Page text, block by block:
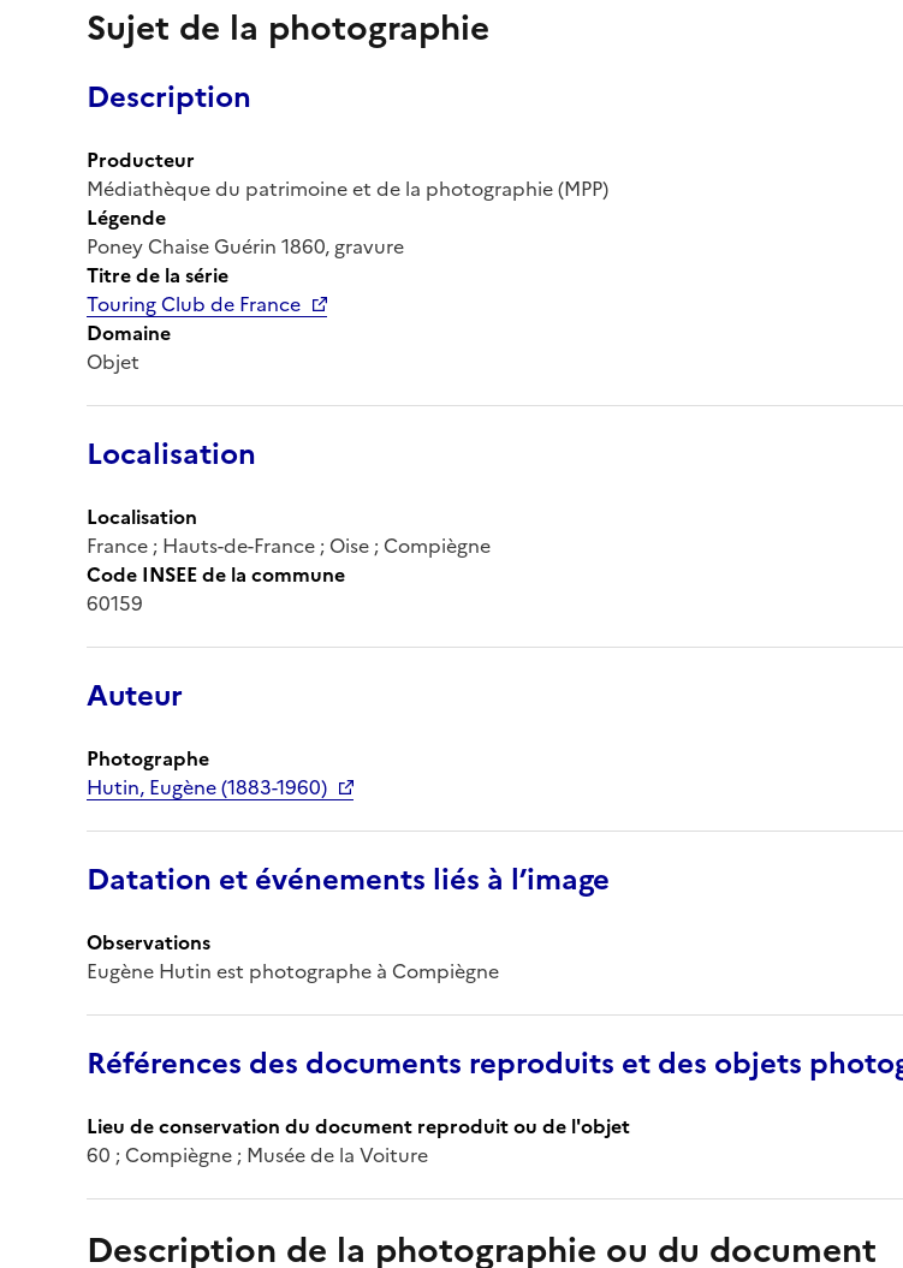
Sujet de la photographie
Description
Producteur
Médiathèque du patrimoine et de la photographie (MPP)
Légende
Poney Chaise Guérin 1860, gravure
Titre de la série
Touring Club de France
Domaine
Objet
Localisation
Localisation
France ; Hauts-de-France ; Oise ; Compiègne
Code INSEE de la commune
60159
Auteur
Photographe
Hutin, Eugène (1883-1960)
Datation et événements liés à l’image
Observations
Eugène Hutin est photographe à Compiègne
Références des documents reproduits et des objets
Lieu de conservation du document reproduit ou de l'objet
60 ; Compiègne ; Musée de la Voiture
Description de la photographie ou du document